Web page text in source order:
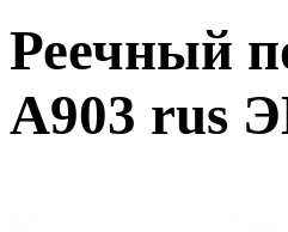
Реечный
A903 rus